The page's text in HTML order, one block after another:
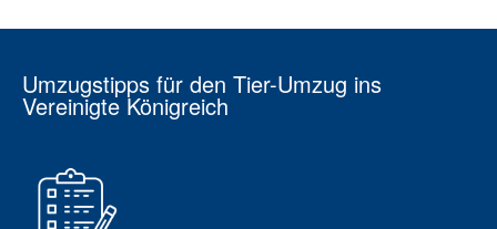
Umzugstipps für den Tier-Umzug ins
Vereinigte Königreich